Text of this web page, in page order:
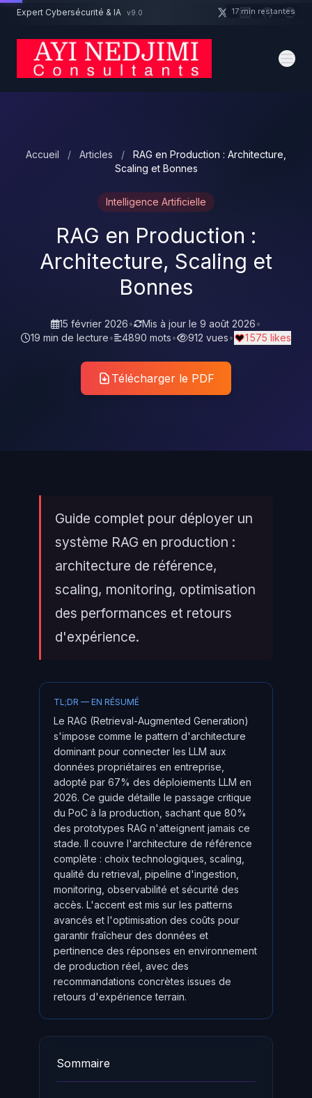
Aller au contenu principal
Expert Cybersécurité & IA v9.0
Accueil / Articles /
RAG en Production : Architecture,
Scaling et Bonnes
Intelligence Artificielle
RAG en Production :
Architecture, Scaling et
Bonnes
15 février 2026• Mis à jour le 9 août 2026•
19 min de lecture• 4890 mots• 912 vues• 1 575 likes
Télécharger le PDF
Guide complet pour déployer un
système RAG en production :
architecture de référence,
scaling, monitoring, optimisation
des performances et retours
d'expérience.
TL;DR — EN RÉSUMÉ
Le RAG (Retrieval-Augmented Generation)
s'impose comme le pattern d'architecture
dominant pour connecter les LLM aux
données propriétaires en entreprise,
adopté par 67% des déploiements LLM en
2026. Ce guide détaille le passage critique
du PoC à la production, sachant que 80%
des prototypes RAG n'atteignent jamais ce
stade. Il couvre l'architecture de référence
complète : choix technologiques, scaling,
qualité du retrieval, pipeline d'ingestion,
monitoring, observabilité et sécurité des
accès. L'accent est mis sur les patterns
avancés et l'optimisation des coûts pour
garantir fraîcheur des données et
pertinence des réponses en environnement
de production réel, avec des
recommandations concrètes issues de
retours d'expérience terrain.
Sommaire
Un projet cybersécurité ? 17 min restantes